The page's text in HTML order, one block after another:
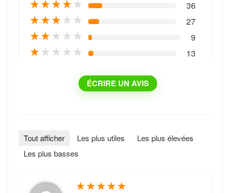
★★★★★ 36
★★★★ ★ 27
★★★ ★ ★ 9
★★ ★ ★ ★ 13
ÉCRIRE UN AVIS
Tout afficher Les plus utiles
Les plus élevées
Les plus basses
★★★★★